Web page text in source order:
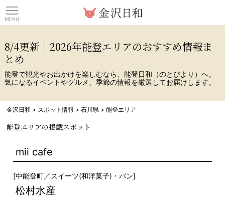
8/4更新｜2026年能登エリアのおすすめ情報ま
とめ
能登で観光やお出かけを楽しむなら、能登日和（のとびより）へ。
気になるイベントやグルメ、季節の情報を厳選してお届けします。
金沢日和 > スポット情報 >石川県 >能登エリア
能登エリアの掲載スポット
mii cafe
[中能登町／ スイーツ(和洋菓子)・パン]
松村水産